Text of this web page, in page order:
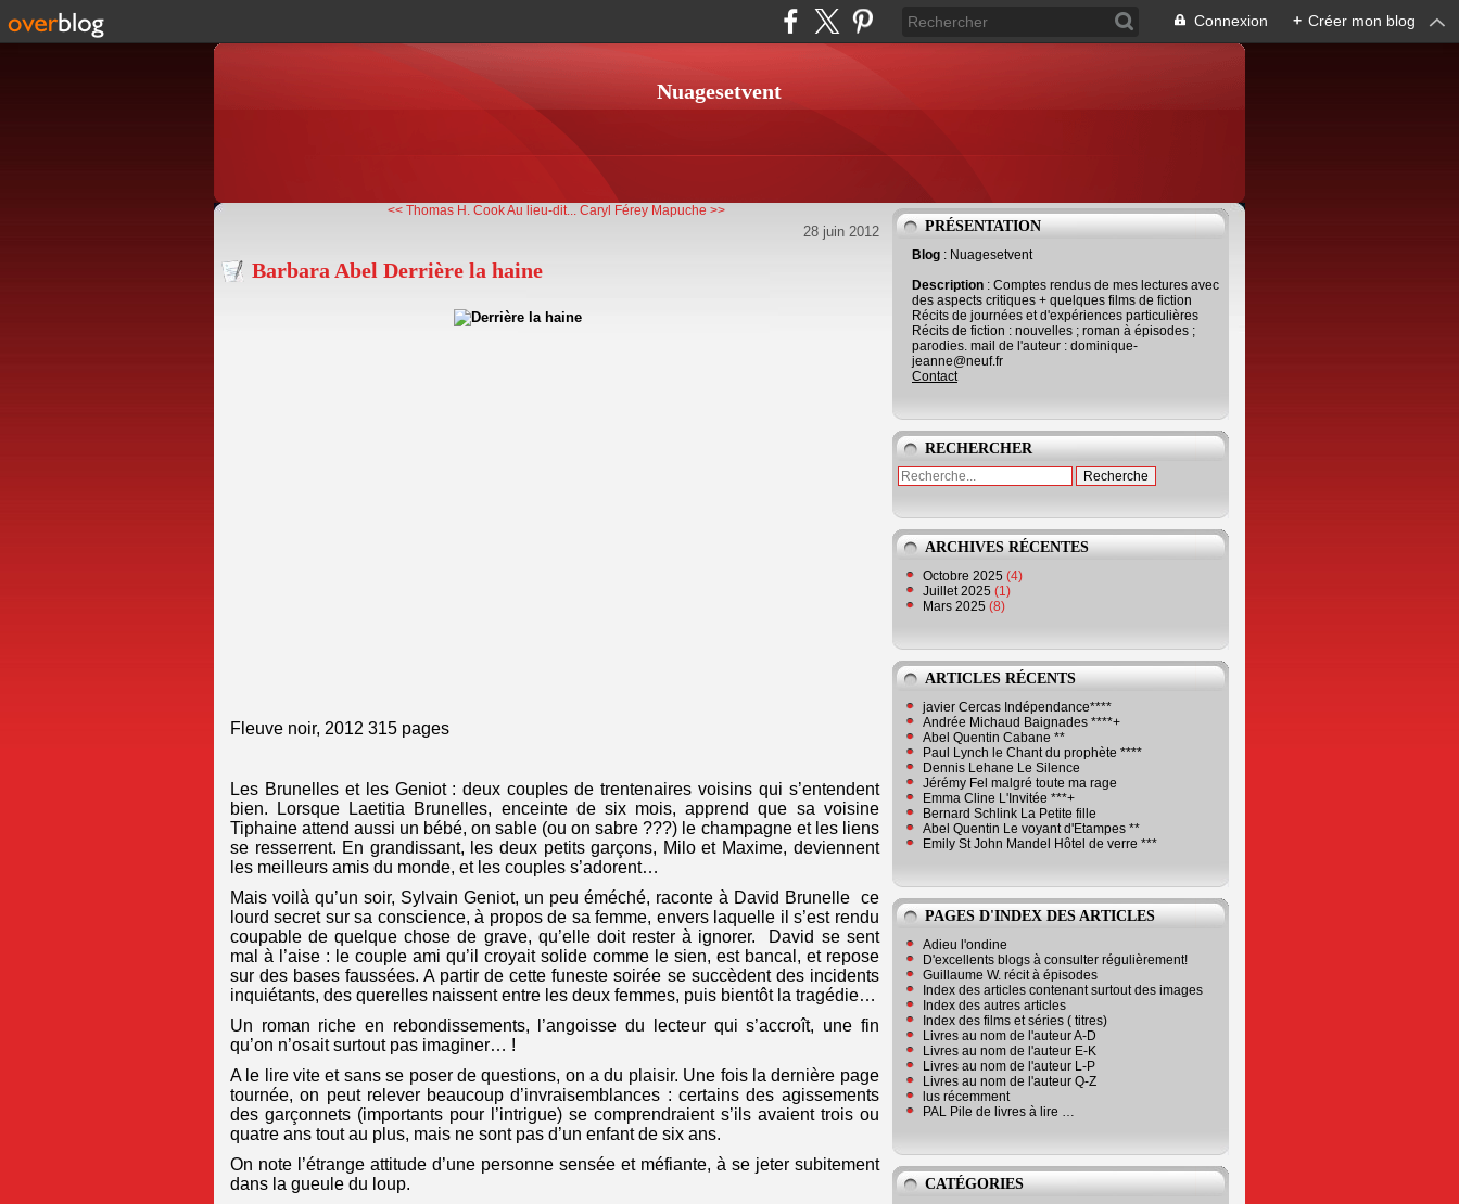
Connexion + Créer mon blog
Nuagesetvent
<< Thomas H. Cook Au lieu-dit... Caryl Férey Mapuche >>
28 juin 2012
Barbara Abel Derrière la haine
Fleuve noir, 2012 315 pages
Les Brunelles et les Geniot : deux couples de trentenaires voisins qui s’entendent
bien. Lorsque Laetitia Brunelles, enceinte de six mois, apprend que sa voisine
Tiphaine attend aussi un bébé, on sable (ou on sabre ???) le champagne et les liens
se resserrent. En grandissant, les deux petits garçons, Milo et Maxime, deviennent
les meilleurs amis du monde, et les couples s’adorent…
Mais voilà qu’un soir, Sylvain Geniot, un peu éméché, raconte à David Brunelle ce
lourd secret sur sa conscience, à propos de sa femme, envers laquelle il s’est rendu
coupable de quelque chose de grave, qu’elle doit rester à ignorer. David se sent
mal à l’aise : le couple ami qu’il croyait solide comme le sien, est bancal, et repose
sur des bases faussées. A partir de cette funeste soirée se succèdent des incidents
inquiétants, des querelles naissent entre les deux femmes, puis bientôt la tragédie…
Un roman riche en rebondissements, l’angoisse du lecteur qui s’accroît, une fin
qu’on n’osait surtout pas imaginer… !
A le lire vite et sans se poser de questions, on a du plaisir. Une fois la dernière page
tournée, on peut relever beaucoup d’invraisemblances : certains des agissements
des garçonnets (importants pour l’intrigue) se comprendraient s’ils avaient trois ou
quatre ans tout au plus, mais ne sont pas d’un enfant de six ans.
On note l’étrange attitude d’une personne sensée et méfiante, à se jeter subitement
dans la gueule du loup.
PRÉSENTATION
Blog : Nuagesetvent
Description : Comptes rendus de mes lectures avec
des aspects critiques + quelques films de fiction
Récits de journées et d'expériences particulières
Récits de fiction : nouvelles ; roman à épisodes ;
parodies. mail de l'auteur : dominique-
jeanne@neuf.fr
Contact
RECHERCHER
ARCHIVES RÉCENTES
Octobre 2025 (4)
Juillet 2025 (1)
Mars 2025 (8)
ARTICLES RÉCENTS
javier Cercas Indépendance****
Andrée Michaud Baignades ****+
Abel Quentin Cabane **
Paul Lynch le Chant du prophète ****
Dennis Lehane Le Silence
Jérémy Fel malgré toute ma rage
Emma Cline L'Invitée ***+
Bernard Schlink La Petite fille
Abel Quentin Le voyant d'Etampes **
Emily St John Mandel Hôtel de verre ***
PAGES D'INDEX DES ARTICLES
Adieu l'ondine
D'excellents blogs à consulter régulièrement!
Guillaume W. récit à épisodes
Index des articles contenant surtout des images
Index des autres articles
Index des films et séries ( titres)
Livres au nom de l'auteur A-D
Livres au nom de l'auteur E-K
Livres au nom de l'auteur L-P
Livres au nom de l'auteur Q-Z
lus récemment
PAL Pile de livres à lire …
CATÉGORIES